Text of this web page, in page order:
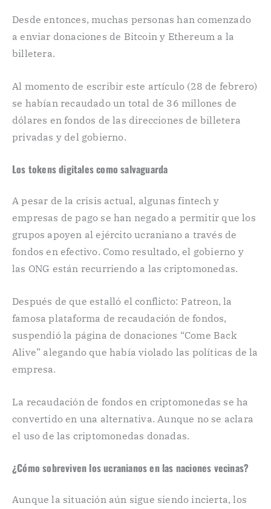
Desde entonces, muchas personas han comenzado
a enviar donaciones de Bitcoin y Ethereum a la
billetera.
Al momento de escribir este artículo (28 de febrero)
se habían recaudado un total de 36 millones de
dólares en fondos de las direcciones de billetera
privadas y del gobierno.
Los tokens digitales como salvaguarda
A pesar de la crisis actual, algunas fintech y
empresas de pago se han negado a permitir que los
grupos apoyen al ejército ucraniano a través de
fondos en efectivo. Como resultado, el gobierno y
las ONG están recurriendo a las criptomonedas.
Después de que estalló el conflicto: Patreon, la
famosa plataforma de recaudación de fondos,
suspendió la página de donaciones “Come Back
Alive” alegando que había violado las políticas de la
empresa.
La recaudación de fondos en criptomonedas se ha
convertido en una alternativa. Aunque no se aclara
el uso de las criptomonedas donadas.
¿Cómo sobreviven los ucranianos en las naciones vecinas?
Aunque la situación aún sigue siendo incierta, los